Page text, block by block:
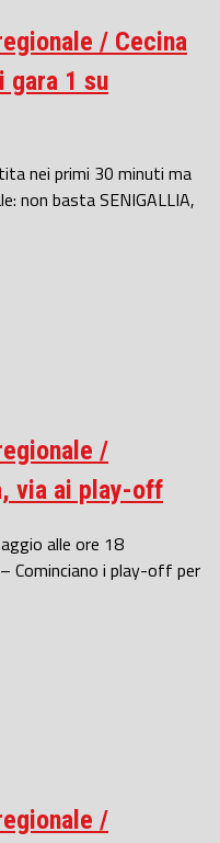
/ Cecina
gara 1 su
nei primi 30 minuti ma
non basta SENIGALLIA,
/
via ai play-off
alle ore 18
Cominciano i play-off per
/